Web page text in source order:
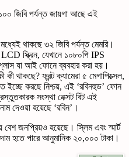
জিবি পর্যন্ত জায়গা আছে এই
থাকছে ৩২ জিবি পর্যন্ত মেমরি।
স্ক্রিন, যেখানে ১০৮০পি IPS
যা আই ফোনে ব্যবহার করা হয়।
থাকছে? ফ্রন্ট ক্যামেরা ৫ মেগাপিক্সেল,
ইচ্ছে করছে নিশ্চয়, এই ‘রবিনহুড’ ফোন
সংস্থা নেক্সট বিট এই
দেওয়া হয়েছে ‘রবিন’।
জনপ্রিয়ও হয়েছে। স্লিম এবং স্মার্ট
হতে পারে আনুমানিক ২০,০০০ টাকা।